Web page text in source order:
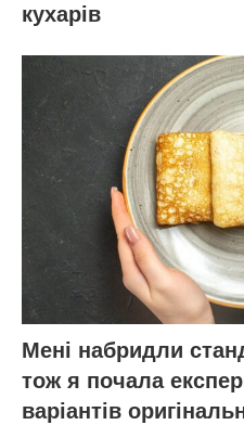
кухарів
Мені набридли
тож я почала
варіантів